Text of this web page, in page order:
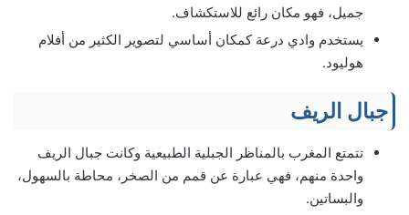
جميل، فهو مكان رائع للاستكشاف.
يستخدم وادي درعة كمكان أساسي لتصوير الكثير من أفلام
هوليود.
جبال الريف
تتمتع المغرب بالمناظر الجبلية الطبيعية وكانت جبال الريف
واحدة منهم، فهي عبارة عن قمم من الصخر، محاطة بالسهول،
والبساتين.